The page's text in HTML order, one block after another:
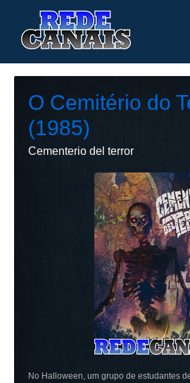
O Cemitério do
(1985)
Cementerio del terror
No Halloween, um grupo de estudantes